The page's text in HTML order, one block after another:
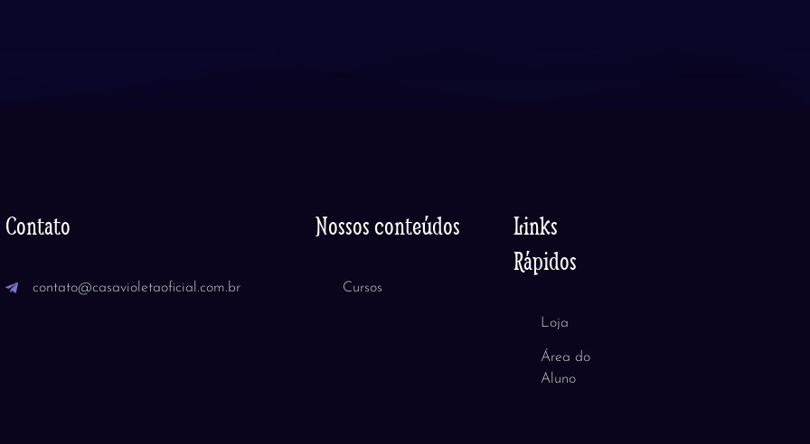
Contato
contato@casavioletaoficial.com.br
Nossos conteúdos
Cursos
Links
Rápidos
Loja
Área do
Aluno